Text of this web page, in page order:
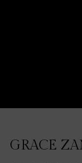
GRACE